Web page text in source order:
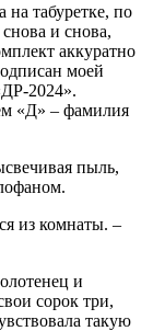
на табуретке, по
и снова,
аккуратно
моей
2024».
«Д» – фамилия
пыль,
из комнаты. –
и
сорок три,
такую